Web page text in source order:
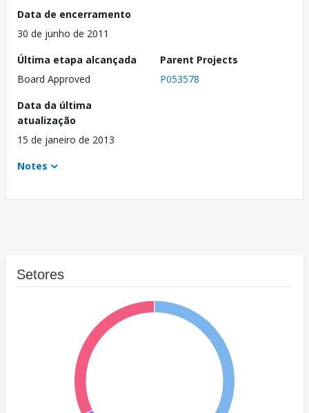
Data de encerramento
30 de junho de 2011
Última etapa alcançada
Board Approved
Parent Projects
P053578
Data da última
atualização
15 de janeiro de 2013
Notes
Setores